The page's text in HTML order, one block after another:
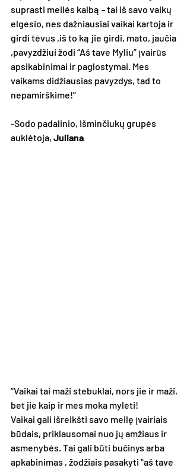
suprasti meilės kalbą - tai iš savo vaikų
elgesio, nes dažniausiai vaikai kartoja ir
girdi tėvus ,iš to ką jie girdi, mato, jaučia
,pavyzdžiui žodi “Aš tave Myliu” įvairūs
apsikabinimai ir paglostymai. Mes
vaikams didžiausias pavyzdys, tad to
nepamirškime!”
-Sodo padalinio, Išminčiukų grupės
auklėtoja, Juliana
“Vaikai tai maži stebuklai, nors jie ir maži,
bet jie kaip ir mes moka mylėti!
Vaikai gali išreikšti savo meilę įvairiais
būdais, priklausomai nuo jų amžiaus ir
asmenybės. Tai gali būti bučinys arba
apkabinimas , žodžiais pasakyti "aš tave